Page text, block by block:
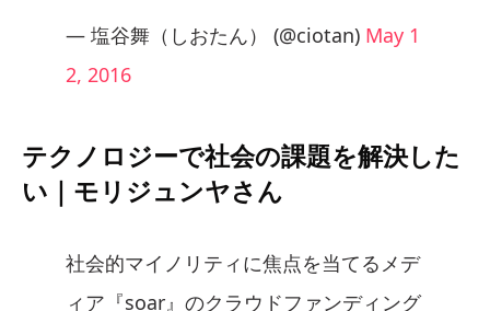
— 塩谷舞（しおたん） (@ciotan) May 1
2, 2016
テクノロジーで社会の課題を解決した
い｜モリジュンヤさん
社会的マイノリティに焦点を当てるメデ
ィア『soar』のクラウドファンディング